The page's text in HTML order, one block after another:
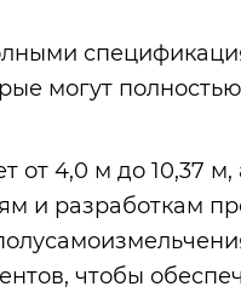
могут полностью
от 4,0 м до 10,37 м,
и разработкам
чтобы